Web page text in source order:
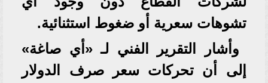
تشوهات سعرية أو ضغوط استثنائية.
وأشار التقرير الفني لـ «أي صاغة»
إلى أن تحركات سعر صرف الدولار